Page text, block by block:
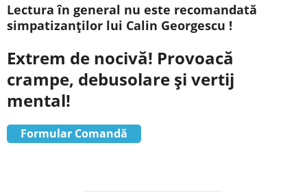
Lectura în general nu este recomandată
simpatizanților lui Calin Georgescu !
Extrem de nocivă! Provoacă
crampe, debusolare și vertij
mental!
Formular Comandă